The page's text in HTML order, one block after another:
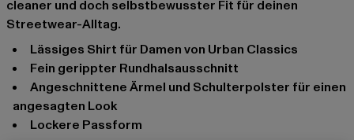
cleaner und doch selbstbewusster Fit für deinen
Streetwear-Alltag.
Lässiges Shirt für Damen von Urban Classics
Fein gerippter Rundhalsausschnitt
Angeschnittene Ärmel und Schulterpolster für einen
angesagten Look
Lockere Passform